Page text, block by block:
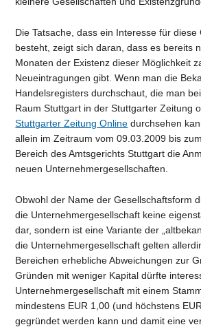
Die Tatsache, dass ein Interesse für diese
besteht, zeigt sich daran, dass es bereits
Monaten der Existenz dieser Möglichkeit
Neueintragungen gibt. Wenn man die
Handelsregisters durchschaut, die man
Raum Stuttgart in der Stuttgarter Zeitung
Stuttgarter Zeitung Online durchsehen
allein im Zeitraum vom 09.03.2009 bis
Bereich des Amtsgerichts Stuttgart die
neuen Unternehmergesellschaften.
Obwohl der Name der Gesellschaftsform
die Unternehmergesellschaft keine
dar, sondern ist eine Variante der
die Unternehmergesellschaft gelten
Bereichen erhebliche Abweichungen zur
Gründen mit weniger Kapital dürfte
Unternehmergesellschaft mit einem
mindestens EUR 1,00 (und höchstens
gegründet werden kann und damit eine